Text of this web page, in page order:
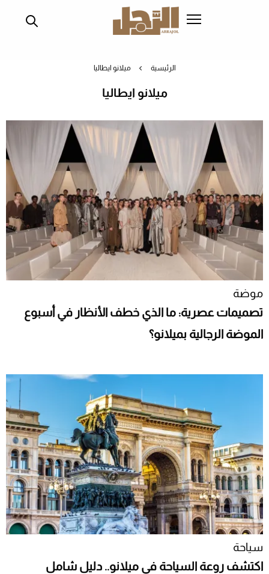
الرئيسية ميلانو ايطاليا
ميلانو ايطاليا
موضة
تصميمات عصرية: ما الذي خطف الأنظار في أسبوع
الموضة الرجالية بميلانو؟
سياحة
اكتشف روعة السياحة في ميلانو.. دليل شامل